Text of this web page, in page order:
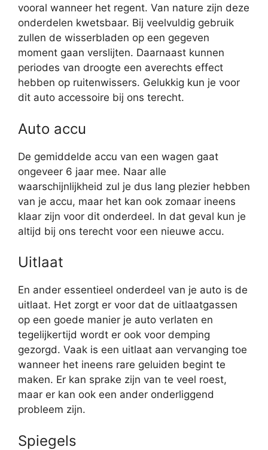
vooral wanneer het regent. Van nature zijn deze
onderdelen kwetsbaar. Bij veelvuldig gebruik
zullen de wisserbladen op een gegeven
moment gaan verslijten. Daarnaast kunnen
periodes van droogte een averechts effect
hebben op ruitenwissers. Gelukkig kun je voor
dit auto accessoire bij ons terecht.
Auto accu
De gemiddelde accu van een wagen gaat
ongeveer 6 jaar mee. Naar alle
waarschijnlijkheid zul je dus lang plezier hebben
van je accu, maar het kan ook zomaar ineens
klaar zijn voor dit onderdeel. In dat geval kun je
altijd bij ons terecht voor een nieuwe accu.
Uitlaat
En ander essentieel onderdeel van je auto is de
uitlaat. Het zorgt er voor dat de uitlaatgassen
op een goede manier je auto verlaten en
tegelijkertijd wordt er ook voor demping
gezorgd. Vaak is een uitlaat aan vervanging toe
wanneer het ineens rare geluiden begint te
maken. Er kan sprake zijn van te veel roest,
maar er kan ook een ander onderliggend
probleem zijn.
Spiegels